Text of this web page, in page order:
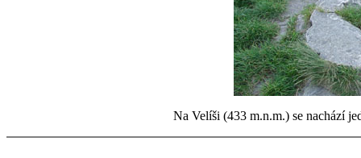
Na Velíši (433 m.n.m.) se nachází